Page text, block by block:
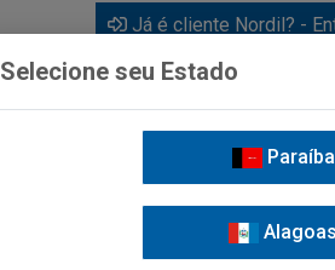
Já é cliente Nordil? -
PILHA ALCALINA RAYOVAC TAMANHO AAA LEVE 6
Selecione seu Estado
Paraíba
Alagoas